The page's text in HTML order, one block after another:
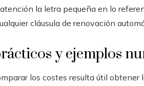
la letra pequeña en lo
cláusula de renovación
y ejemplos
los costes resulta útil